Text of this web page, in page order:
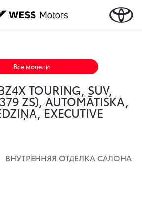
Все модели
TOURING, SUV,
ZS), AUTOMĀTISKA,
EXECUTIVE
ВНУТРЕННЯЯ ОТДЕЛКА САЛОНА